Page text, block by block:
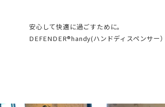
安心して快適に過ごすために。
DEFENDER®handy(ハンドディスペンサー